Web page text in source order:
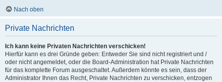
Nach oben
Private Nachrichten
Ich kann keine Privaten Nachrichten verschicken!
Hierfür kann es drei Gründe geben: Entweder Sie sind nicht registriert und /
oder nicht angemeldet, oder die Board-Administration hat Private Nachrichten
für das komplette Forum ausgeschaltet. Außerdem könnte es sein, dass der
Administrator Ihnen das Recht, Private Nachrichten zu verschicken, entzogen